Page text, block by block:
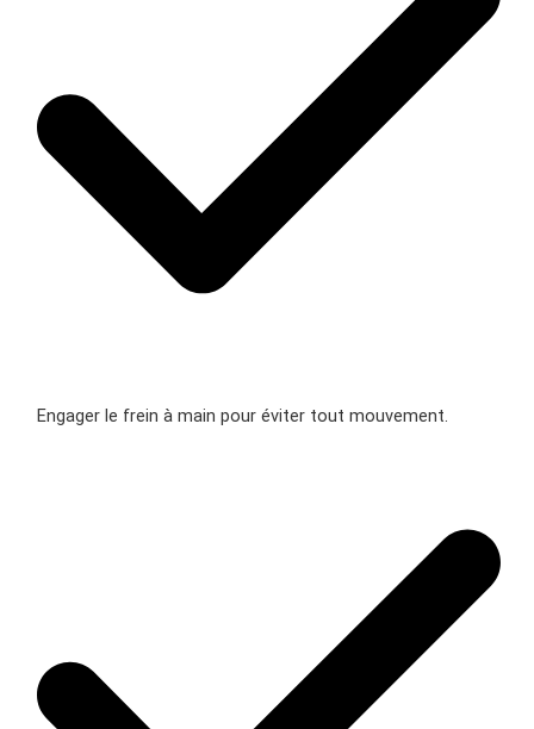
Engager le frein à main pour éviter tout mouvement.